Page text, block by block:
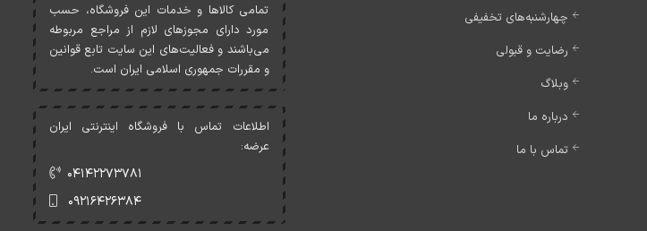
چهارشنبه‌های تخفیفی
رضایت و قبولی
وبلاگ
درباره ما
تماس با ما
تمامی کالاها و خدمات اين فروشگاه، حسب
مورد دارای مجوزهای لازم از مراجع مربوطه
می‌باشند و فعاليت‌های اين سايت تابع قوانين
و مقررات جمهوری اسلامی ايران است.
اطلاعات تماس با فروشگاه اینترنتی ایران
عرضه:
۰۴۱۴۲۲۷۳۷۸۱
۰۹۲۱۶۴۲۶۳۸۴